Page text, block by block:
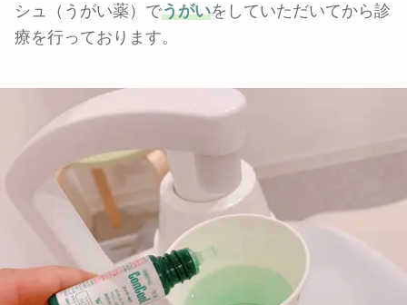
シュ（うがい薬）でうがいをしていただいてから診
療を行っております。